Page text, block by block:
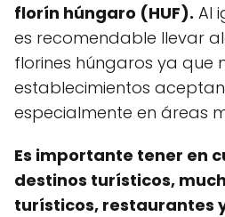
florín húngaro (HUF). Al
es recomendable llevar
florines húngaros ya que
establecimientos
especialmente en áreas
Es importante tener en
destinos turísticos,
turísticos, restaurantes